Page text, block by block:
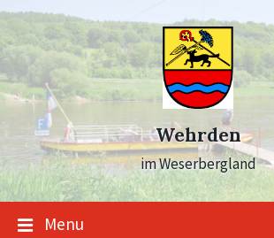
Skip
to
content
Skip
to
main
navigation
Skip
to
footer
Wehrden
im Weserbergland
Menu